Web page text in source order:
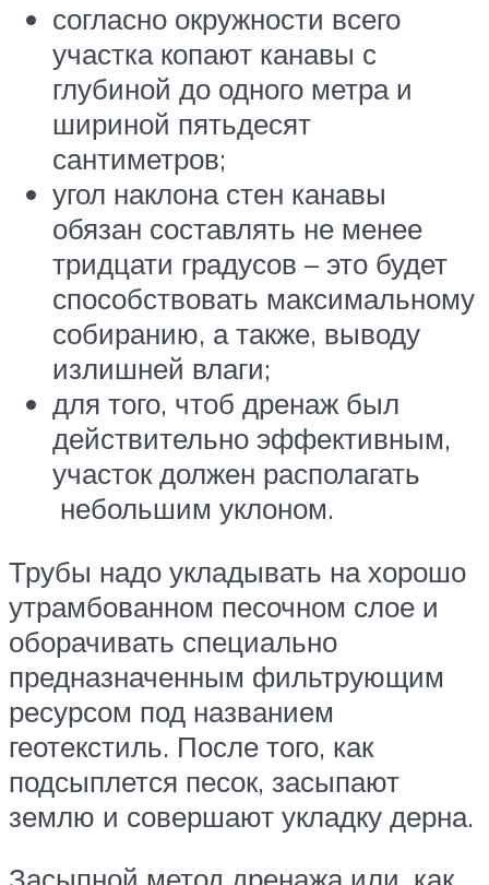
согласно окружности всего
участка копают канавы с
глубиной до одного метра и
шириной пятьдесят
сантиметров;
угол наклона стен канавы
обязан составлять не менее
тридцати градусов – это будет
способствовать максимальному
собиранию, а также, выводу
излишней влаги;
для того, чтоб дренаж был
действительно эффективным,
участок должен располагать
небольшим уклоном.
Трубы надо укладывать на хорошо
утрамбованном песочном слое и
оборачивать специально
предназначенным фильтрующим
ресурсом под названием
геотекстиль. После того, как
подсыплется песок, засыпают
землю и совершают укладку дерна.